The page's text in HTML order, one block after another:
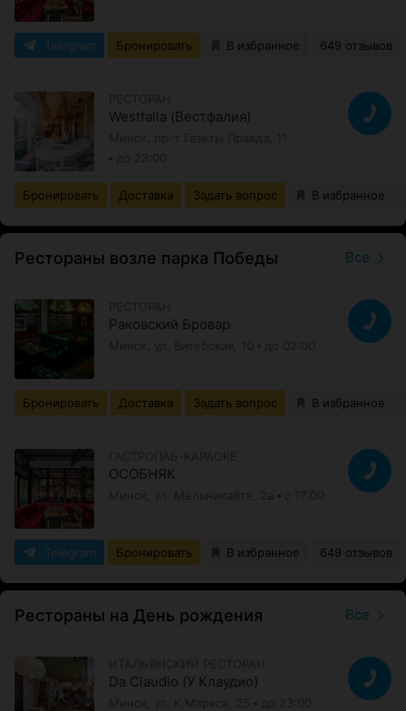
Telegram Бронировать В избранное 649 отзывов
Westfalia (Вестфалия)
Бронировать Доставка Задать вопрос В избранное
Рестораны возле парка Победы Все
Раковский Бровар
Бронировать Доставка Задать вопрос В избранное
ОСОБНЯК
Telegram Бронировать В избранное 649 отзывов
Рестораны на День рождения Все
Da Claudio (У Клаудио)